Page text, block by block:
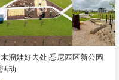
溜娃好去处|悉尼西区新公园
动